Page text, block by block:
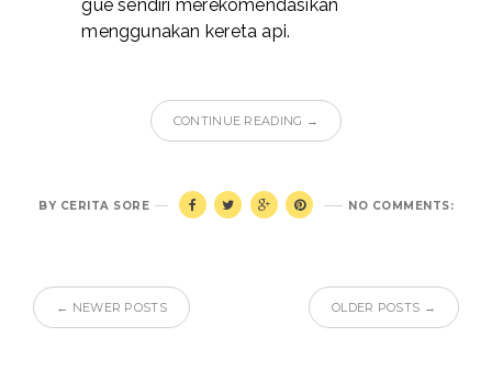
gue sendiri merekomendasikan
menggunakan kereta api.
CONTINUE READING →
NO COMMENTS:
BY CERITA SORE
← NEWER POSTS OLDER POSTS →